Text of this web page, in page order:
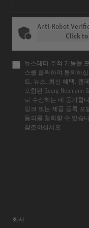
Anti-Robot
Click
뉴스레터 추적 기능을
스를 클릭하여 동의하
트, 뉴스, 최신 혜택, 캠
포함된 Georg
로 수신하는 데 동의합
링크 또는 제품 등록 포
동의를 철회할 수 있습
참조하십시오.
회사